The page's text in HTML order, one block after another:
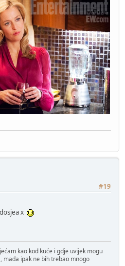
#19
x
kao kod kuće i gdje uvijek mogu
mada ipak ne bih trebao mnogo